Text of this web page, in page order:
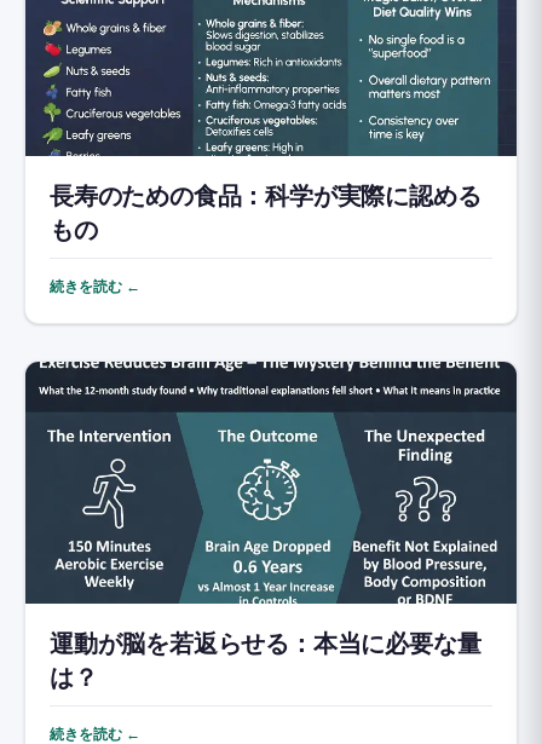
長寿のための食品：科学が実際に認める
もの
続きを読む ←
運動が脳を若返らせる：本当に必要な量
は？
続きを読む ←